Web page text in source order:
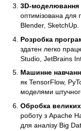
3D-моделювання
оптимізована
Blender, SketchUp.
Розробка
здатен легко
Studio, JetBrains
Машинне
як TensorFlow,
моделями
Обробка великих
роботу з Apache
для аналізу Big